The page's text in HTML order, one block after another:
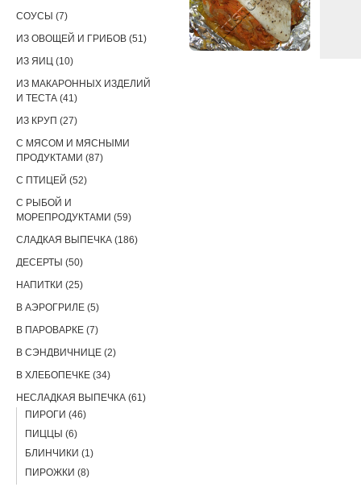
СОУСЫ (7)
ИЗ ОВОЩЕЙ И ГРИБОВ (51)
ИЗ ЯИЦ (10)
ИЗ МАКАРОННЫХ ИЗДЕЛИЙ
И ТЕСТА (41)
ИЗ КРУП (27)
С МЯСОМ И МЯСНЫМИ
ПРОДУКТАМИ (87)
С ПТИЦЕЙ (52)
С РЫБОЙ И
МОРЕПРОДУКТАМИ (59)
СЛАДКАЯ ВЫПЕЧКА (186)
ДЕСЕРТЫ (50)
НАПИТКИ (25)
В АЭРОГРИЛЕ (5)
В ПАРОВАРКЕ (7)
В СЭНДВИЧНИЦЕ (2)
В ХЛЕБОПЕЧКЕ (34)
НЕСЛАДКАЯ ВЫПЕЧКА (61)
ПИРОГИ (46)
ПИЦЦЫ (6)
БЛИНЧИКИ (1)
ПИРОЖКИ (8)